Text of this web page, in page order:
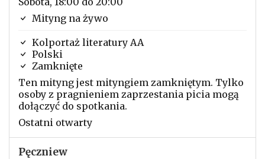
Mityng na żywo
Kolportaż literatury AA
Polski
Zamknięte
Ten mityng jest mityngiem zamkniętym. Tylko
osoby z pragnieniem zaprzestania picia mogą
dołączyć do spotkania.
Ostatni otwarty
Pęczniew